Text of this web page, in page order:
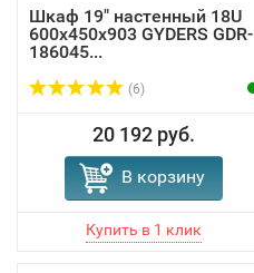
Шкаф 19" настенный 18U
600х450х903 GYDERS GDR-
186045...
(6)
20 192 руб.
В корзину